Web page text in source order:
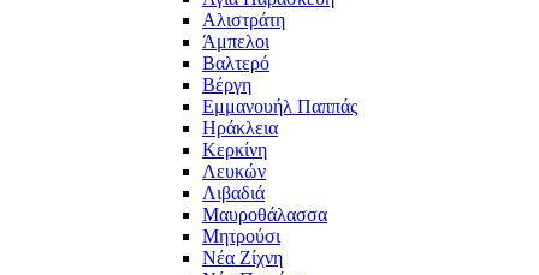
Αλιστράτη
Άμπελοι
Βαλτερό
Βέργη
Εμμανουήλ Παππάς
Ηράκλεια
Κερκίνη
Λευκών
Λιβαδιά
Μαυροθάλασσα
Μητρούσι
Νέα Ζίχνη